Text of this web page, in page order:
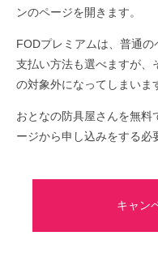
ンのページを開きます。
FODプレミアムは、普通
支払い方法も選べますが、
の対象外になってしまいま
おとなの防具屋さんを無料
ージから申し込みをする必
キャン